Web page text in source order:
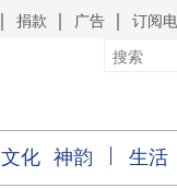
捐款 广告 订阅
文化 神韵 生活